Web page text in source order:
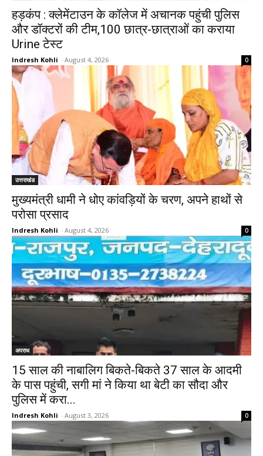
हड़कंप : क्लेमेंटाउन के कॉलेज में अचानक पहुंची पुलिस
और डॉक्टरों की टीम,100 छात्र-छात्राओं का कराया
Urine टेस्ट
Indresh Kohli - August 4, 2026 0
उत्तराखंड
मुख्यमंत्री धामी ने धोए कांवड़ियों के चरण, अपने हाथों से
परोसा प्रसाद
Indresh Kohli - August 4, 2026 0
अपराध
15 साल की नाबालिग बिकते-बिकते 37 साल के आदमी
के पास पहुंची, सगी मां ने किया था बेटी का सौदा और
पुलिस में करा...
Indresh Kohli - August 3, 2026 0